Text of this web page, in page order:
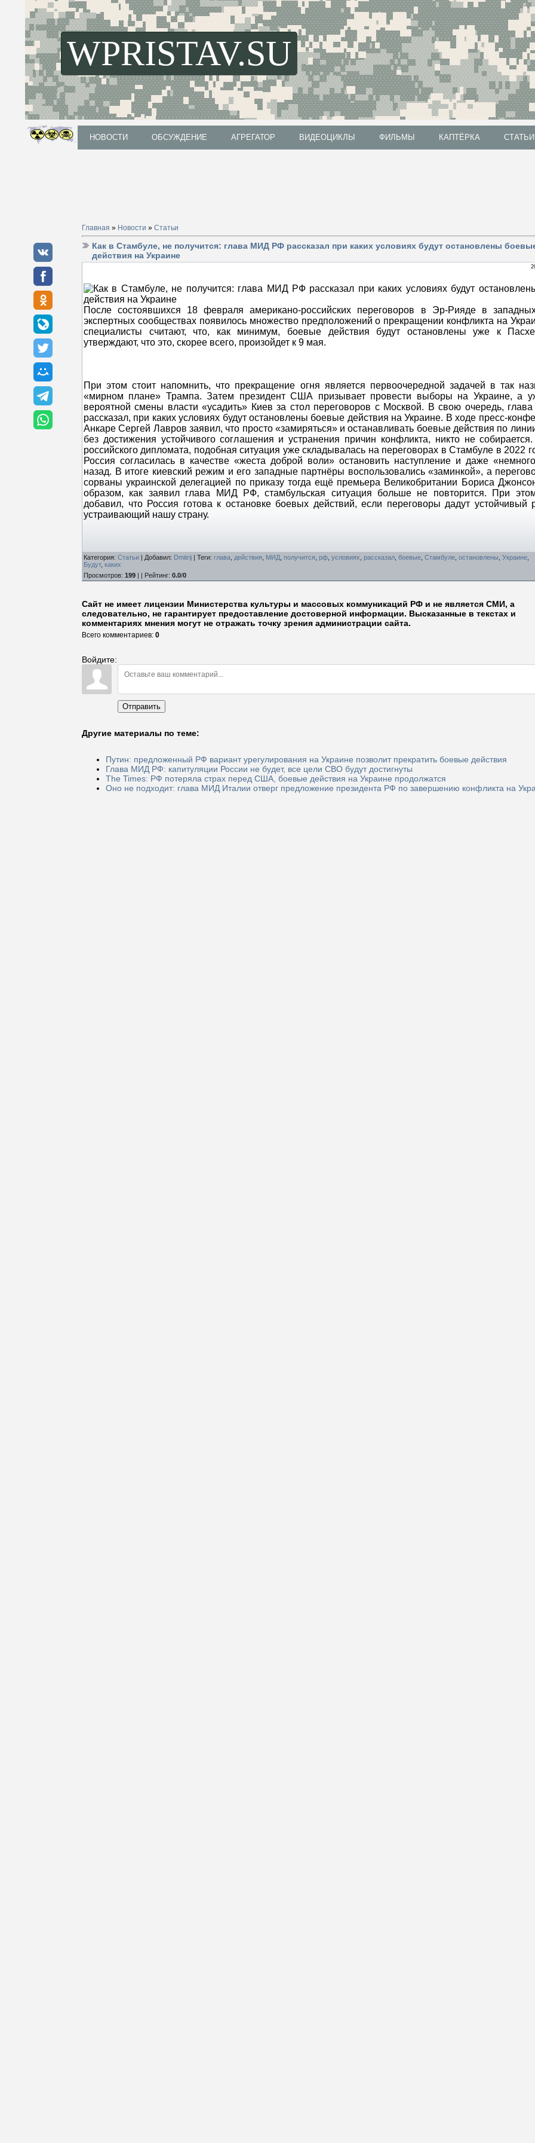
WPRISTAV.SU
НОВОСТИ ОБСУЖДЕНИЕ АГРЕГАТОР ВИДЕОЦИКЛЫ ФИЛЬМЫ КАПТЁРКА СТАТЬИ
Главная » Новости » Статьи
Как в Стамбуле, не получится: глава МИД РФ рассказал при каких условиях будут остановлены
действия на Украине
После состоявшихся 18 февраля американо-российских переговоров в Эр-Рияде в
экспертных сообществах появилось множество предположений о прекращении конфликта на
специалисты считают, что, как минимум, боевые действия будут остановлены уже к
утверждают, что это, скорее всего, произойдет к 9 мая.
При этом стоит напомнить, что прекращение огня является первоочередной задачей в так
«мирном плане» Трампа. Затем президент США призывает провести выборы на Украине, а
вероятной смены власти «усадить» Киев за стол переговоров с Москвой. В свою очередь,
рассказал, при каких условиях будут остановлены боевые действия на Украине. В ходе пресс-
Анкаре Сергей Лавров заявил, что просто «замиряться» и останавливать боевые действия по
без достижения устойчивого соглашения и устранения причин конфликта, никто не
российского дипломата, подобная ситуация уже складывалась на переговорах в Стамбуле в 2022
Россия согласилась в качестве «жеста доброй воли» остановить наступление и даже
назад. В итоге киевский режим и его западные партнёры воспользовались «заминкой», а
сорваны украинской делегацией по приказу тогда ещё премьера Великобритании Бориса
образом, как заявил глава МИД РФ, стамбульская ситуация больше не повторится. При
добавил, что Россия готова к остановке боевых действий, если переговоры дадут устойчивый
устраивающий нашу страну.
Категория: Статьи | Добавил: Dmitrij | Теги: глава действия МИД получится рф условиях рассказал боевые Стамбуле остановлены Украине
Будут, каких
Просмотров: 199 | | Рейтинг: 0.0/0
Сайт не имеет лицензии Министерства культуры и массовых коммуникаций РФ и не является СМИ, а
следовательно, не гарантирует предоставление достоверной информации. Высказанные в текстах и
комментариях мнения могут не отражать точку зрения администрации сайта.
Всего комментариев: 0
Войдите:
Отправить
Другие материалы по теме:
Путин: предложенный РФ вариант урегулирования на Украине позволит прекратить боевые действия
Глава МИД РФ: капитуляции России не будет, все цели СВО будут достигнуты
The Times: РФ потеряла страх перед США, боевые действия на Украине продолжатся
Оно не подходит: глава МИД Италии отверг предложение президента РФ по завершению конфликта на